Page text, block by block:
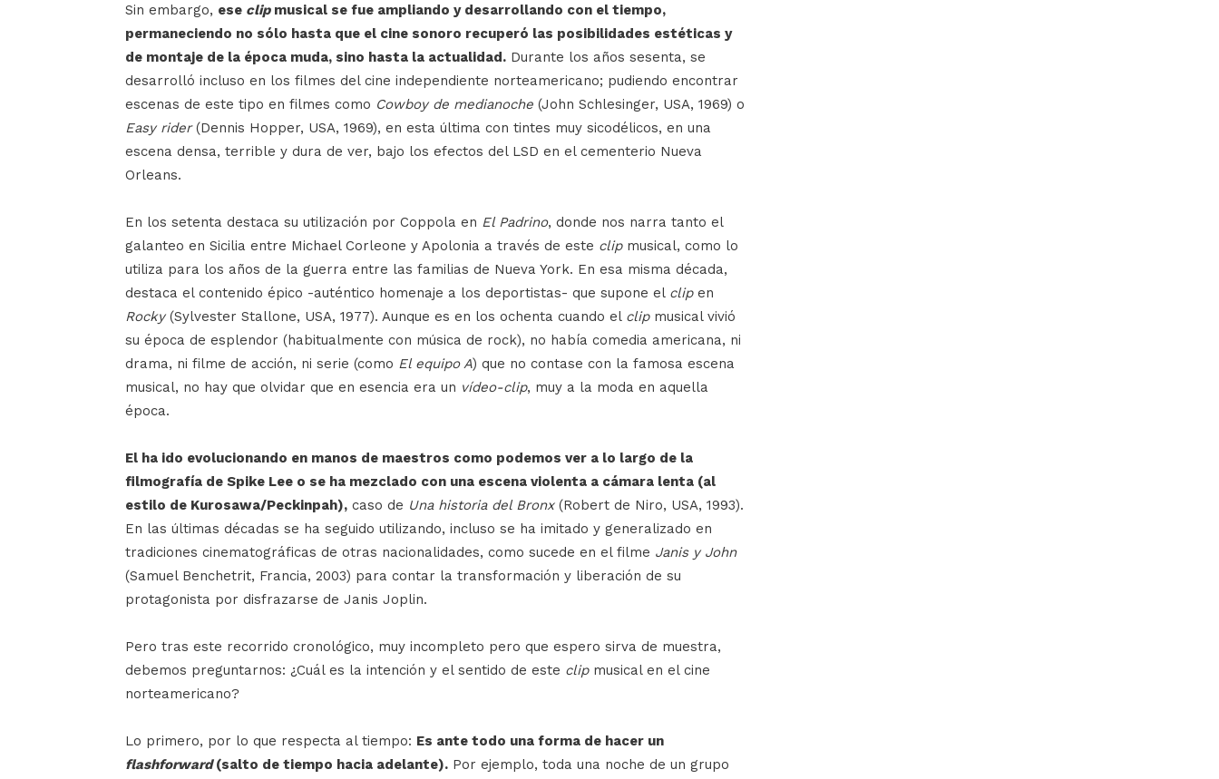
Sin embargo, ese clipmusical se fue ampliando y desarrollando con el tiempo,
permaneciendo no sólo hasta que el cine sonoro recuperó las posibilidades estéticas y
de montaje de la época muda, sino hasta la actualidad. Durante los años sesenta, se
desarrolló incluso en los filmes del cine independiente norteamericano; pudiendo encontrar
escenas de este tipo en filmes como Cowboy de medianoche (John Schlesinger, USA, 1969) o
Easy rider(Dennis Hopper, USA, 1969), en esta última con tintes muy sicodélicos, en una
escena densa, terrible y dura de ver, bajo los efectos del LSD en el cementerio Nueva
Orleans.
En los setenta destaca su utilización por Coppola en El Padrino, donde nos narra tanto el
galanteo en Sicilia entre Michael Corleone y Apolonia a través de este clipmusical, como lo
utiliza para los años de la guerra entre las familias de Nueva York. En esa misma década,
destaca el contenido épico -auténtico homenaje a los deportistas- que supone el clipen
Rocky(Sylvester Stallone, USA, 1977). Aunque es en los ochenta cuando el clipmusical vivió
su época de esplendor (habitualmente con música de rock), no había comedia americana, ni
drama, ni filme de acción, ni serie (como El equipo A) que no contase con la famosa escena
musical, no hay que olvidar que en esencia era un vídeo-clip, muy a la moda en aquella
época.
El ha ido evolucionando en manos de maestros como podemos ver a lo largo de la
filmografía de Spike Lee o se ha mezclado con una escena violenta a cámara lenta (al
estilo de Kurosawa/Peckinpah), caso de Una historia del Bronx(Robert de Niro, USA, 1993).
En las últimas décadas se ha seguido utilizando, incluso se ha imitado y generalizado en
tradiciones cinematográficas de otras nacionalidades, como sucede en el filme Janis y John
(Samuel Benchetrit, Francia, 2003) para contar la transformación y liberación de su
protagonista por disfrazarse de Janis Joplin.
Pero tras este recorrido cronológico, muy incompleto pero que espero sirva de muestra,
debemos preguntarnos: ¿Cuál es la intención y el sentido de este clipmusical en el cine
norteamericano?
Lo primero, por lo que respecta al tiempo: Es ante todo una forma de hacer un
flashforward(salto de tiempo hacia adelante). Por ejemplo, toda una noche de un grupo